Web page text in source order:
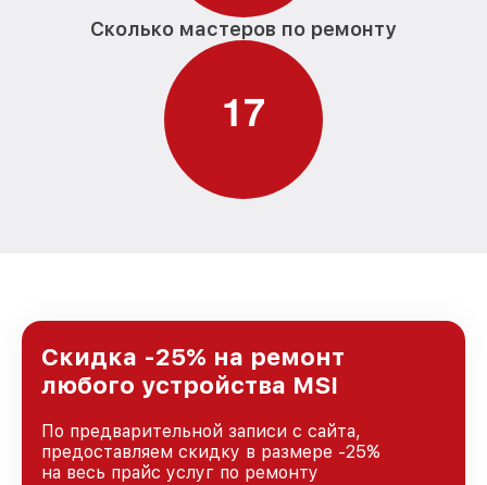
Сколько мастеров по ремонту
17
Скидка -25% на ремонт
любого устройства MSI
По предварительной записи с сайта,
предоставляем скидку в размере -25%
на весь прайс услуг по ремонту